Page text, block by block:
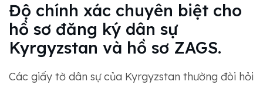
Độ chính xác chuyên biệt cho
hồ sơ đăng ký dân sự
Kyrgyzstan và hồ sơ ZAGS.
Các giấy tờ dân sự của Kyrgyzstan thường đòi hỏi